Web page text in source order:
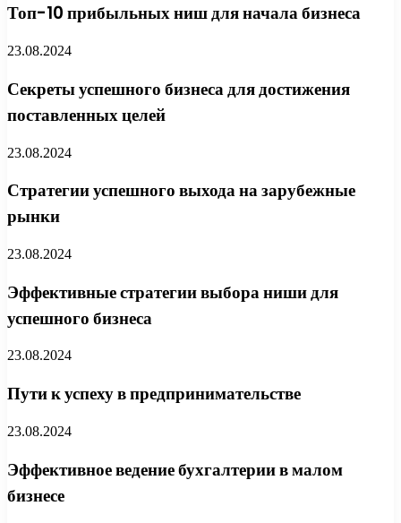
Топ-10 прибыльных ниш для начала бизнеса
23.08.2024
Секреты успешного бизнеса для достижения
поставленных целей
23.08.2024
Стратегии успешного выхода на зарубежные
рынки
23.08.2024
Эффективные стратегии выбора ниши для
успешного бизнеса
23.08.2024
Пути к успеху в предпринимательстве
23.08.2024
Эффективное ведение бухгалтерии в малом
бизнесе